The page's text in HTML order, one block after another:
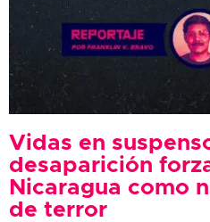
Vidas en
desaparición
Nicaragua como
de terror